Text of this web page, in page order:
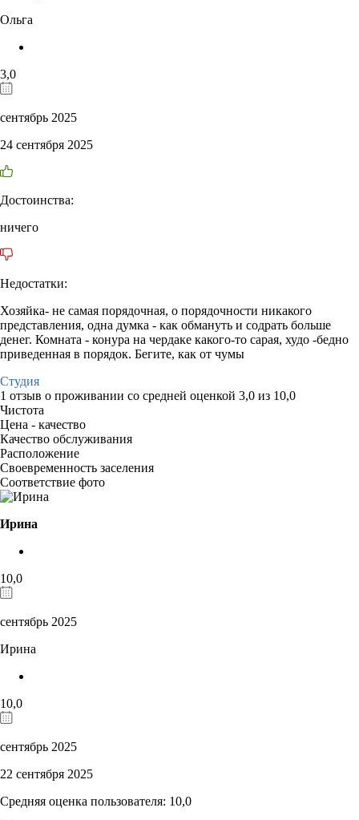
Ольга
3,0
сентябрь 2025
24 сентября 2025
Достоинства:
ничего
Недостатки:
Хозяйка- не самая порядочная, о порядочности никакого
представления, одна думка - как обмануть и содрать больше
денег. Комната - конура на чердаке какого-то сарая, худо -бедно
приведенная в порядок. Бегите, как от чумы
Студия
1 отзыв о проживании со средней оценкой 3,0 из 10,0
Чистота
Цена - качество
Качество обслуживания
Расположение
Своевременность заселения
Соответствие фото
Ирина
10,0
сентябрь 2025
Ирина
10,0
сентябрь 2025
22 сентября 2025
Средняя оценка пользователя: 10,0